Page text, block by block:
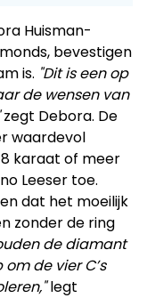
Huisman-
bevestigen
is. "Dit is een op
de wensen van
zegt Debora. De
waardevol
karaat of meer
Leeser toe.
dat het moeilijk
zonder de ring
de diamant
de vier C’s
legt